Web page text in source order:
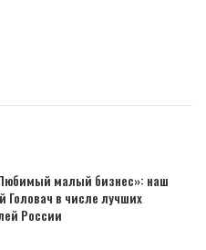
малый бизнес»: наш
Головач в числе лучших
России